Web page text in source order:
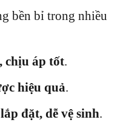
bền bỉ trong nhiều
chịu áp tốt.
hiệu quả.
đặt, dễ vệ sinh